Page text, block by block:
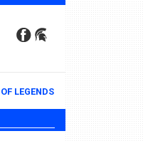
LEGENDS